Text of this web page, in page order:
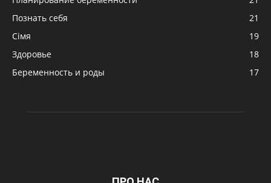
Познать себя
21
Сімя
19
Здоровье
18
Беременность и роды
17